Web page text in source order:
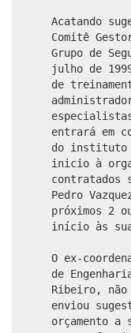
Acatando
Comitê
Grupo de
julho de
de
entrará em
do instituto
inicio à
contratados
Pedro
próximos 2
início às
O ex-
de
Ribeiro, não
enviou
orçamento a